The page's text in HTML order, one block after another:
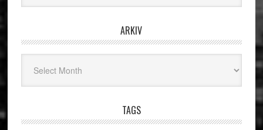
ARKIV
TAGS